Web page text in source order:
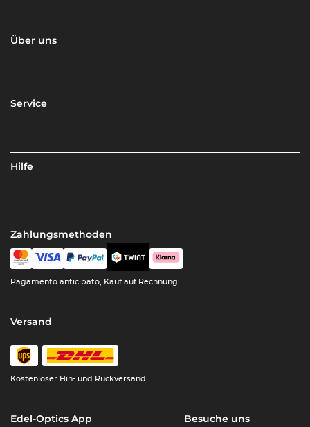
Über uns
Service
Hilfe
Zahlungsmethoden
Pagamento anticipato, Kauf auf Rechnung
Versand
Kostenloser Hin- und Rückversand
Edel-Optics App Besuche uns